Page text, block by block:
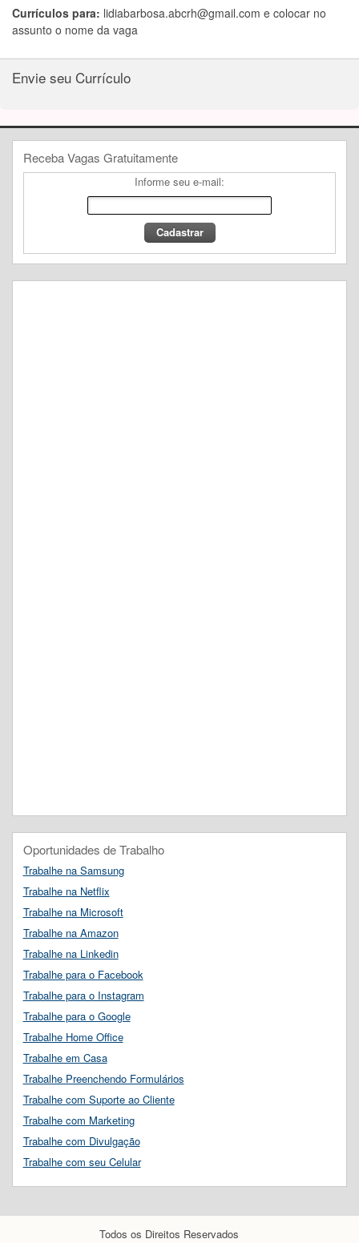
Currículos para: lidiabarbosa.abcrh@gmail.com e colocar no
assunto o nome da vaga
Envie seu Currículo
Receba Vagas Gratuitamente
Informe seu e-mail:
Oportunidades de Trabalho
Trabalhe na Samsung
Trabalhe na Netflix
Trabalhe na Microsoft
Trabalhe na Amazon
Trabalhe na Linkedin
Trabalhe para o Facebook
Trabalhe para o Instagram
Trabalhe para o Google
Trabalhe Home Office
Trabalhe em Casa
Trabalhe Preenchendo Formulários
Trabalhe com Suporte ao Cliente
Trabalhe com Marketing
Trabalhe com Divulgação
Trabalhe com seu Celular
Todos os Direitos Reservados